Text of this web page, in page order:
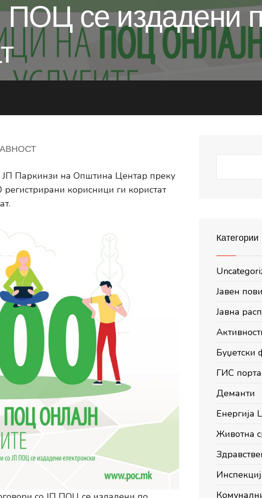
ПОЦ се издадени
ЈП Паркинзи на Општина Центар преку
корисници ги користат
Категории
Јавен
Јавна
Буџетски
ГИС
Деманти
Енергија
Животна